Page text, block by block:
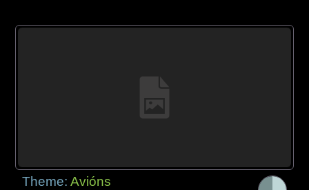
Theme:Avións